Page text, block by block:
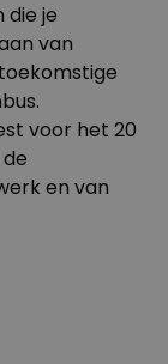
die je
van
voor het 20
en van